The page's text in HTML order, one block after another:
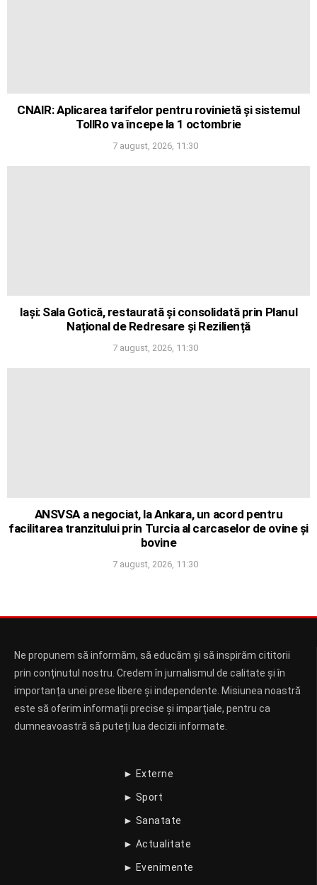
CNAIR: Aplicarea tarifelor pentru rovinietă și sistemul
TollRo va începe la 1 octombrie
7 august, 2026, 11:30
Iași: Sala Gotică, restaurată și consolidată prin Planul
Național de Redresare și Reziliență
7 august, 2026, 11:30
ANSVSA a negociat, la Ankara, un acord pentru
facilitarea tranzitului prin Turcia al carcaselor de ovine și
bovine
7 august, 2026, 11:30
Ne propunem să informăm, să educăm și să inspirăm cititorii
prin conținutul nostru. Credem în jurnalismul de calitate și în
importanța unei prese libere și independente. Misiunea noastră
este să oferim informații precise și imparțiale, pentru ca
dumneavoastră să puteți lua decizii informate.
► Externe
► Sport
► Sanatate
► Actualitate
► Evenimente